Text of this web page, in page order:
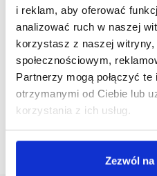
i reklam, aby oferować
analizować ruch w naszej
korzystasz z naszej witryny,
społecznościowym,
Partnerzy mogą połączyć
otrzymanymi od Ciebie lub
korzystania z ich usług.
Zezwól
pracownik branży
żywności funkcjonalnej
prowadzący własną
zakresie doradztwa
żywieniowych